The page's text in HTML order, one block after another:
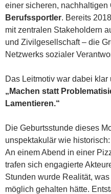
einer sicheren, nachhaltigen
Berufssportler. Bereits
mit zentralen Stakeholdern
und Zivilgesellschaft – die
Netzwerks sozialer
Das Leitmotiv war dabei klar
„Machen statt
Lamentieren.“
Die Geburtsstunde dieses
unspektakulär wie historisch:
An einem Abend in einer
trafen sich engagierte
Stunden wurde Realität,
möglich gehalten hätte.